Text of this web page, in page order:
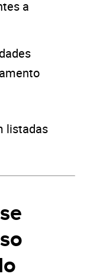
a
listadas